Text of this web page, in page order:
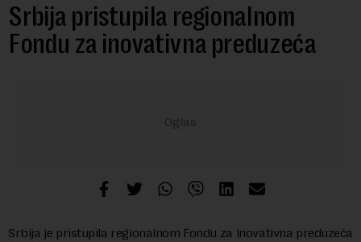
Srbija pristupila regionalnom
Fondu za inovativna preduzeća
Srbija je pristupila regionalnom Fondu za inovativna preduzeća